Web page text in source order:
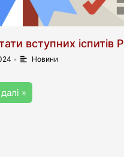
вступних іспитів
• Новини
»